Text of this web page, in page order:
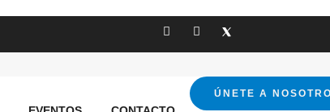
ÚNETE A